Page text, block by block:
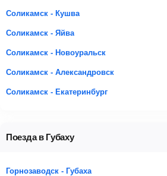
Соликамск - Кушва
Соликамск - Яйва
Соликамск - Новоуральск
Соликамск - Александровск
Соликамск - Екатеринбург
Поезда в Губаху
Горнозаводск - Губаха